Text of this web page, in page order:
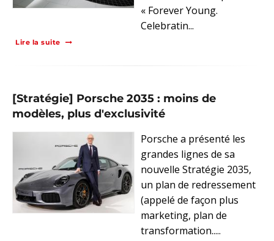
« Forever Young.
Celebratin...
Lire la suite
[Stratégie] Porsche 2035 : moins de
modèles, plus d'exclusivité
Porsche a présenté les
grandes lignes de sa
nouvelle Stratégie 2035,
un plan de redressement
(appelé de façon plus
marketing, plan de
transformation.....